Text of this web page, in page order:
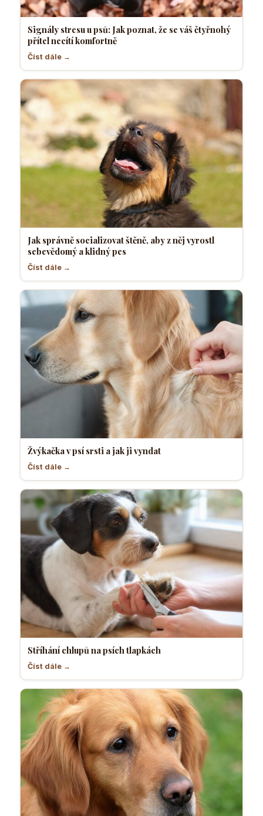
Signály stresu u psů: Jak poznat, že se váš čtyřnohý
přítel necítí komfortně
Číst dále →
Jak správně socializovat štěně, aby z něj vyrostl
sebevědomý a klidný pes
Číst dále →
Žvýkačka v psí srsti a jak ji vyndat
Číst dále →
Stříhání chlupů na psích tlapkách
Číst dále →